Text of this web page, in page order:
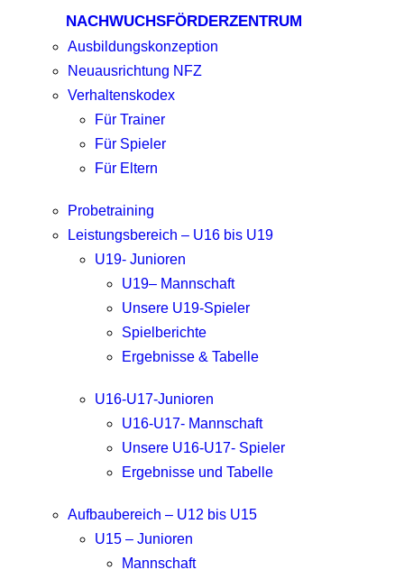
NACHWUCHSFÖRDERZENTRUM
Ausbildungskonzeption
Neuausrichtung NFZ
Verhaltenskodex
Für Trainer
Für Spieler
Für Eltern
Probetraining
Leistungsbereich – U16 bis U19
U19- Junioren
U19– Mannschaft
Unsere U19-Spieler
Spielberichte
Ergebnisse & Tabelle
U16-U17-Junioren
U16-U17- Mannschaft
Unsere U16-U17- Spieler
Ergebnisse und Tabelle
Aufbaubereich – U12 bis U15
U15 – Junioren
Mannschaft